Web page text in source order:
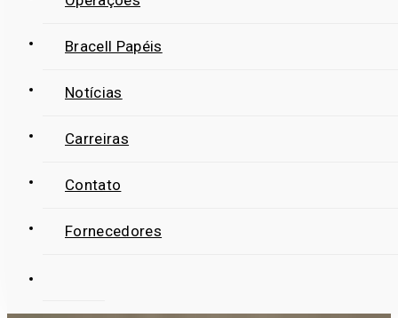
Bracell Papéis
Notícias
Carreiras
Contato
Fornecedores